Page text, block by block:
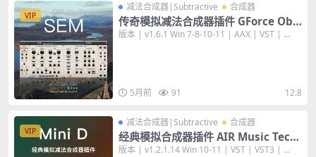
VIP
减法合成器|Subtractive 合成器
传奇模拟减法合成器插件 GForce Obe
rheim SEM v1.6.1 [WiN+MAC]
版本 | v1.6.1 Win 7-8-10-11 | AAX | VST | ...
5月前 91 12.8
VIP
减法合成器|Subtractive 合成器
经典模拟合成器插件 AIR Music Tech
nology Mini D v1.2.1.14 [WiN+MA
版本 | v1.2.1.14 Win 10-11 | VST | VST3 | ...